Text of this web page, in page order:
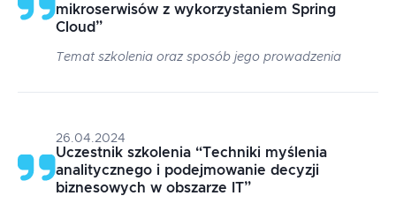
mikroserwisów z wykorzystaniem Spring
Cloud”
Temat szkolenia oraz sposób jego prowadzenia
26.04.2024
Uczestnik szkolenia “Techniki myślenia
analitycznego i podejmowanie decyzji
biznesowych w obszarze IT”